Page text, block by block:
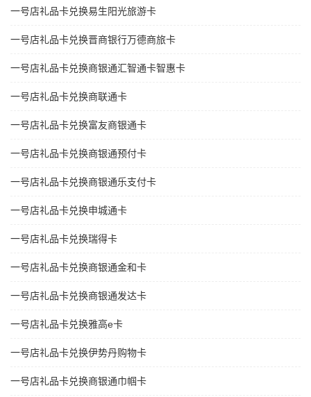
一号店礼品卡兑换易生阳光旅游卡
一号店礼品卡兑换晋商银行万德商旅卡
一号店礼品卡兑换商银通汇智通卡智惠卡
一号店礼品卡兑换商联通卡
一号店礼品卡兑换富友商银通卡
一号店礼品卡兑换商银通预付卡
一号店礼品卡兑换商银通乐支付卡
一号店礼品卡兑换申城通卡
一号店礼品卡兑换瑞得卡
一号店礼品卡兑换商银通金和卡
一号店礼品卡兑换商银通发达卡
一号店礼品卡兑换雅高e卡
一号店礼品卡兑换伊势丹购物卡
一号店礼品卡兑换商银通巾帼卡